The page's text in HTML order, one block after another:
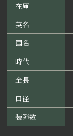
在庫
英名
国名
時代
全長
口径
装弾数